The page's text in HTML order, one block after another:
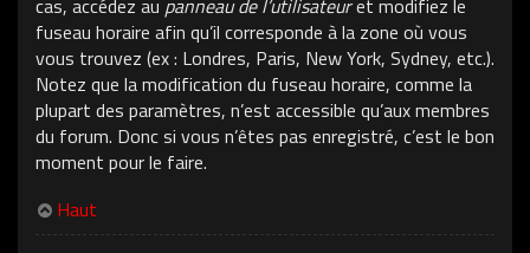
cas, accédez au panneau de l’utilisateuret modifiez le
fuseau horaire afin qu’il corresponde à la zone où vous
vous trouvez (ex : Londres, Paris, New York, Sydney, etc.).
Notez que la modification du fuseau horaire, comme la
plupart des paramètres, n’est accessible qu’aux membres
du forum. Donc si vous n’êtes pas enregistré, c’est le bon
moment pour le faire.
Haut